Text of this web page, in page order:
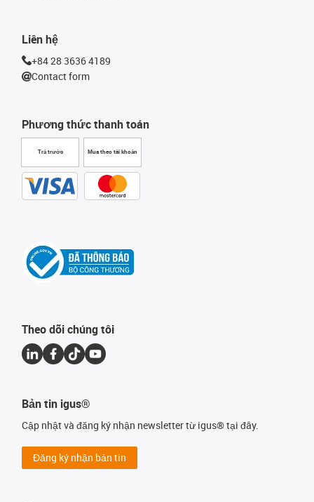
Phương thức thanh toán
Trả trước Mua theo tài khoản
Liên hệ
+84 28 3636 4189
Contact form
Theo dõi chúng tôi
Bản tin igus®
Cập nhật và đăng ký nhận newsletter từ igus® tại đây.
Đăng ký nhận bản tin